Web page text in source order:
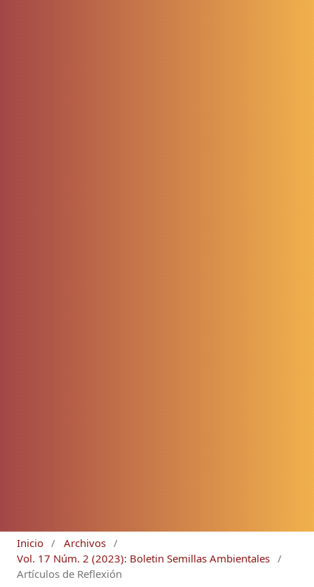
Inicio / Archivos /
Vol. 17 Núm. 2 (2023): Boletin Semillas Ambientales /
Artículos de Reflexión